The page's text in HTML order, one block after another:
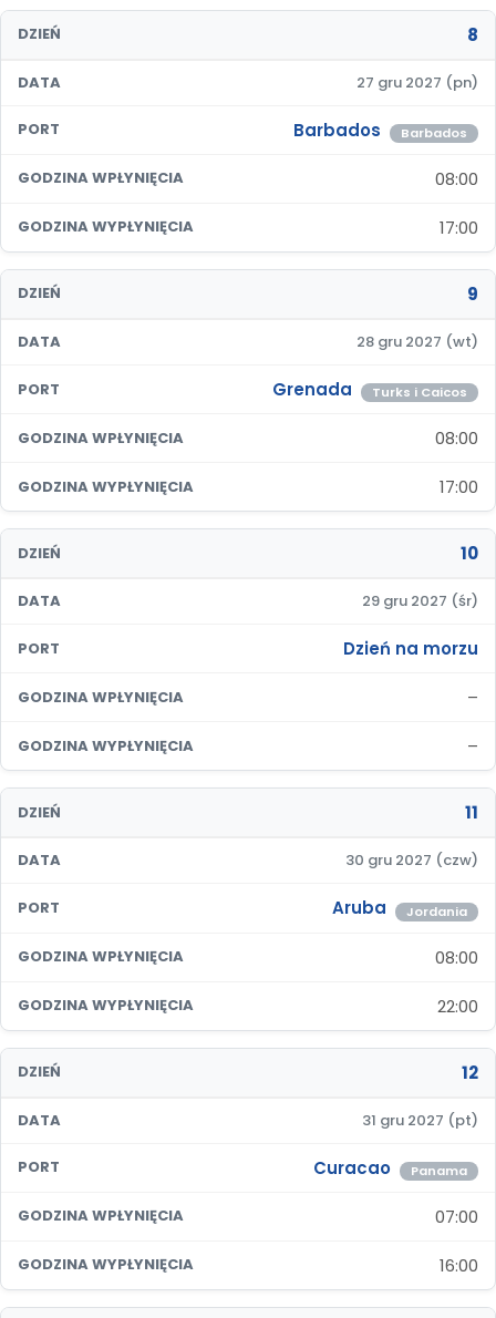
DZIEŃ 8
DATA 27 gru 2027 (pn)
PORT Barbados Barbados
GODZINA WPŁYNIĘCIA 08:00
GODZINA WYPŁYNIĘCIA 17:00
DZIEŃ 9
DATA 28 gru 2027 (wt)
PORT Grenada Turks i Caicos
GODZINA WPŁYNIĘCIA 08:00
GODZINA WYPŁYNIĘCIA 17:00
DZIEŃ 10
DATA 29 gru 2027 (śr)
PORT Dzień na morzu
GODZINA WPŁYNIĘCIA –
GODZINA WYPŁYNIĘCIA –
DZIEŃ 11
DATA 30 gru 2027 (czw)
PORT Aruba Jordania
GODZINA WPŁYNIĘCIA 08:00
GODZINA WYPŁYNIĘCIA 22:00
DZIEŃ 12
DATA 31 gru 2027 (pt)
PORT Curacao Panama
GODZINA WPŁYNIĘCIA 07:00
GODZINA WYPŁYNIĘCIA 16:00